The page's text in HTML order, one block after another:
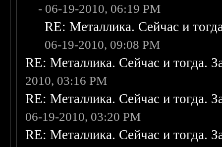
- 06-19-2010, 06:19 PM
RE: Металлика. Сейчас и
06-19-2010, 09:08 PM
RE: Металлика. Сейчас и тогда.
2010, 03:16 PM
RE: Металлика. Сейчас и тогда.
06-19-2010, 03:20 PM
RE: Металлика. Сейчас и тогда.